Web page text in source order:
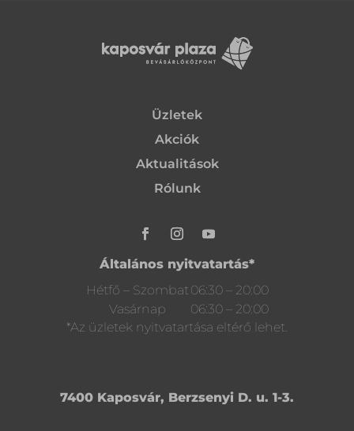
Üzletek
Akciók
Aktualitások
Rólunk
Általános nyitvatartás*
Hétfő – Szombat 06:30 – 20:00
Vasárnap
06:30 – 20:00
*Az üzletek nyitvatartása eltérő lehet.
7400 Kaposvár, Berzsenyi D. u. 1-3.